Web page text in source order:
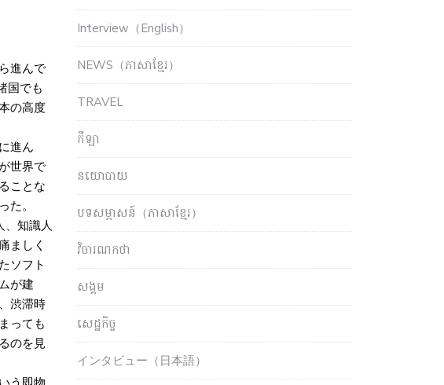
進んで
国でも
の高度
進ん
世界で
ことな
。
、知識人
ましく
ソフト
が建
渋滞時
っても
のを見
Interview（English）
NEWS（ភាសាខ្មែរ）
TRAVEL
កីឡា
នយោបាយ
បទសម្ភាសន៍（ភាសាខ្មែរ）
វិចារណកថា
សង្គម
សេដ្ឋកិច្ច
インタビュー（日本語）